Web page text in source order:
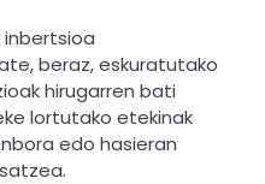
inbertsioa
beraz, eskuratutako
hirugarren bati
lortutako etekinak
edo hasieran